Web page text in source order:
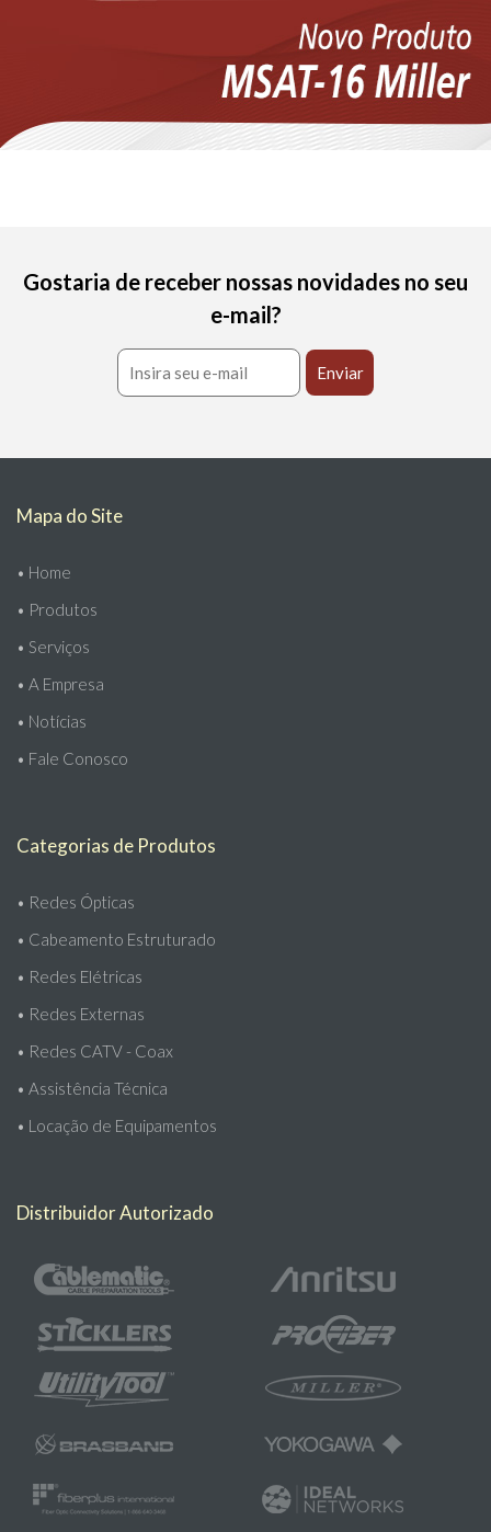
Gostaria de receber nossas novidades no seu
e-mail?
Mapa do Site
• Home
• Produtos
• Serviços
• A Empresa
• Notícias
• Fale Conosco
Categorias de Produtos
• Redes Ópticas
• Cabeamento Estruturado
• Redes Elétricas
• Redes Externas
• Redes CATV - Coax
• Assistência Técnica
• Locação de Equipamentos
Distribuidor Autorizado